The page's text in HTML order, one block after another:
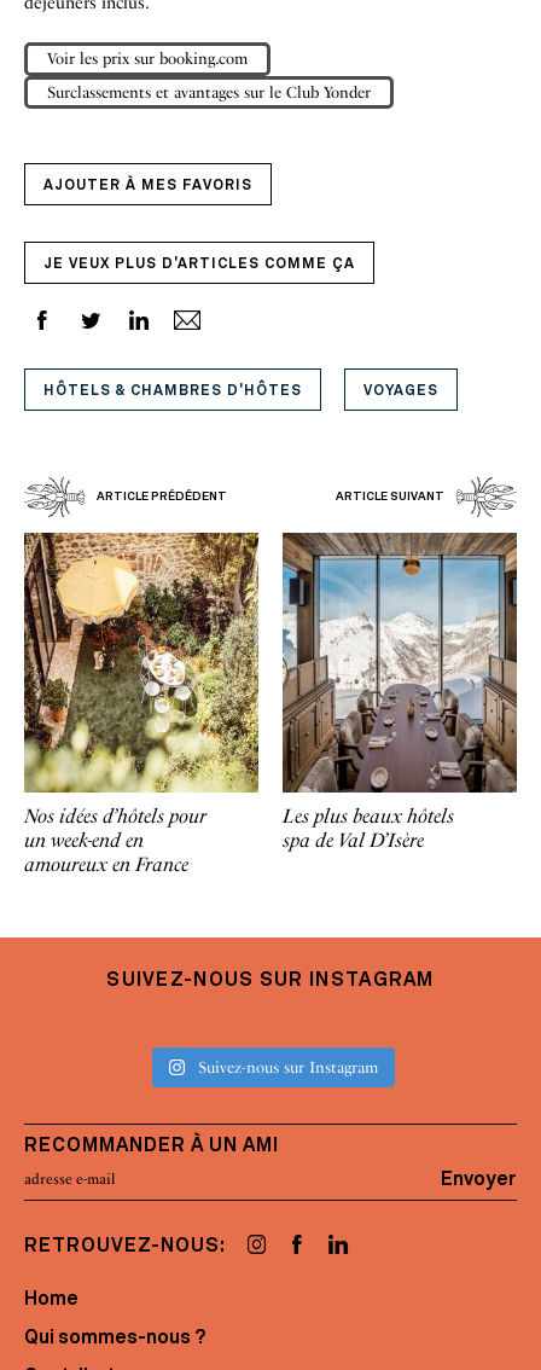
Voir les prix sur booking.com
Surclassements et avantages sur le Club Yonder
AJOUTER À MES FAVORIS
JE VEUX PLUS D'ARTICLES COMME ÇA
HÔTELS & CHAMBRES D'HÔTES VOYAGES
ARTICLE PRÉDÉDENT ARTICLE SUIVANT
Nos idées d’hôtels pour
un week-end en
amoureux en France
Les plus beaux hôtels
spa de Val D’Isère
SUIVEZ-NOUS SUR INSTAGRAM
Suivez-nous sur Instagram
RECOMMANDER À UN AMI
Envoyer
RETROUVEZ-NOUS:
Home
Qui sommes-nous ?